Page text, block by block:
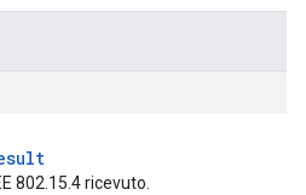
802.15.4 ricevuto.